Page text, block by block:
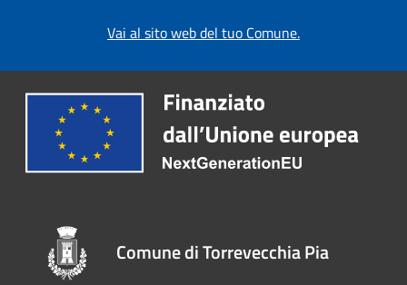
Vai al sito web del tuo Comune.
Comune di Torrevecchia Pia